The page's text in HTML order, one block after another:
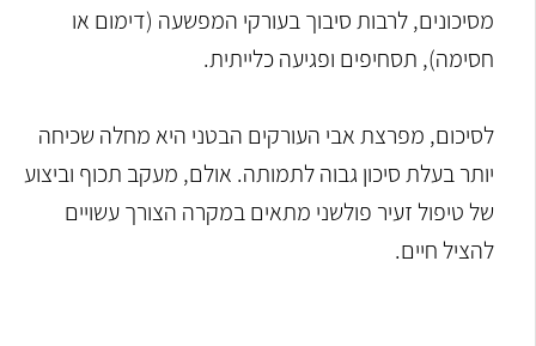
מסיכונים, לרבות סיבוך בעורקי המפשעה (דימום או
חסימה), תסחיפים ופגיעה כלייתית.
לסיכום, מפרצת אבי העורקים הבטני היא מחלה שכיחה
יותר בעלת סיכון גבוה לתמותה. אולם, מעקב תכוף וביצוע
של טיפול זעיר פולשני מתאים במקרה הצורך עשויים
להציל חיים.